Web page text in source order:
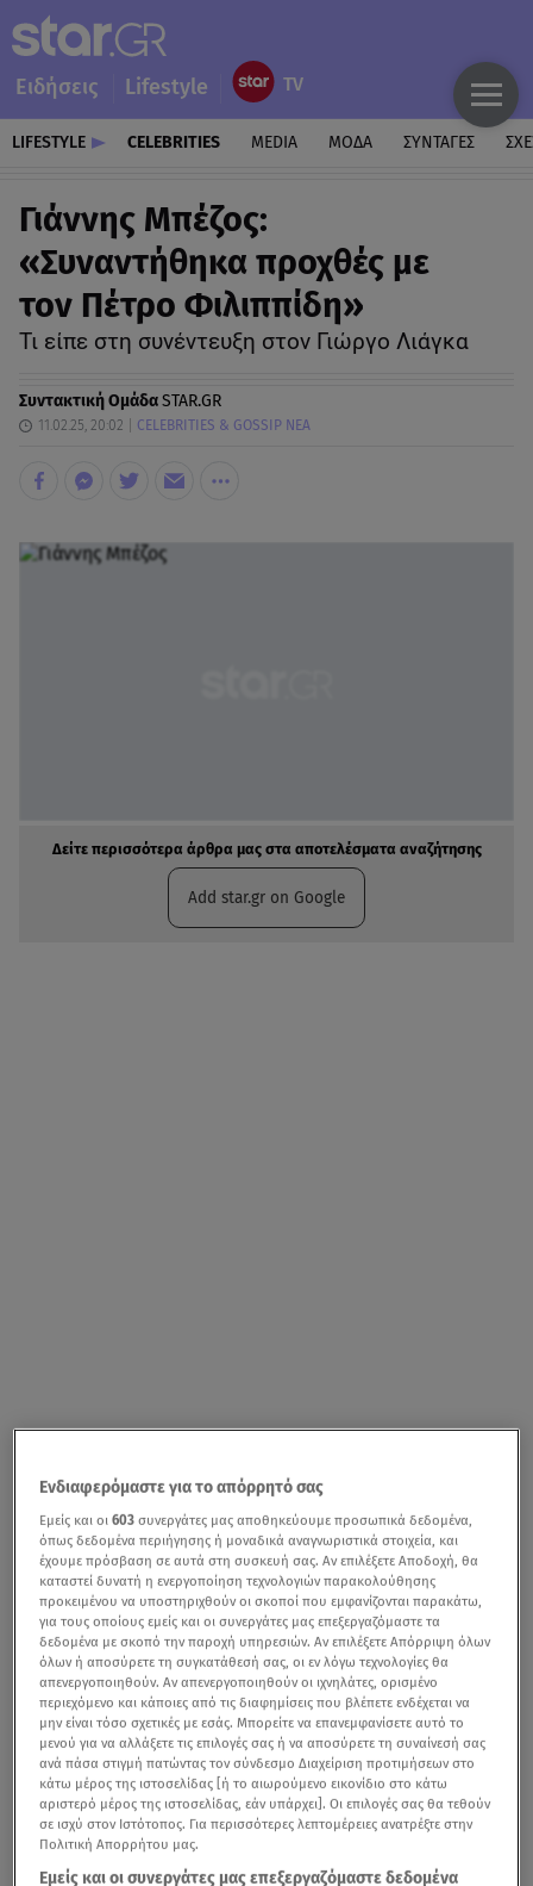
Ειδήσεις Lifestyle
LIFESTYLE CELEBRITIES MEDIA ΜΟΔΑ ΣΥΝΤΑΓΕΣ
Γιάννης Μπέζος:
«Συναντήθηκα προχθές με
τον Πέτρο Φιλιππίδη»
Τι είπε στη συνέντευξη στον Γιώργο Λιάγκα
Συντακτική ΟμάδαSTAR.GR
11.02.25, 20:02 CELEBRITIES & GOSSIP ΝΕΑ
Δείτε περισσότερα άρθρα μας στα αποτελέσματα αναζήτησης
Add star.gr on Google
Ενδιαφερόμαστε για το απόρρητό σας
Εμείς και οι603 συνεργάτες μας αποθηκεύουμε προσωπικά δεδομένα,
όπως δεδομένα περιήγησης ή μοναδικά αναγνωριστικά στοιχεία, και
έχουμε πρόσβαση σε αυτά στη συσκευή σας. Αν επιλέξετε Αποδοχή, θα
καταστεί δυνατή η ενεργοποίηση τεχνολογιών παρακολούθησης
προκειμένου να υποστηριχθούν οι σκοποί που εμφανίζονται παρακάτω,
για τους οποίους εμείς και οι συνεργάτες μας επεξεργαζόμαστε τα
δεδομένα με σκοπό την παροχή υπηρεσιών. Αν επιλέξετε Απόρριψη όλων
όλων ή αποσύρετε τη συγκατάθεσή σας, οι εν λόγω τεχνολογίες θα
απενεργοποιηθούν. Αν απενεργοποιηθούν οι ιχνηλάτες, ορισμένο
περιεχόμενο και κάποιες από τις διαφημίσεις που βλέπετε ενδέχεται να
μην είναι τόσο σχετικές με εσάς. Μπορείτε να επανεμφανίσετε αυτό το
μενού για να αλλάξετε τις επιλογές σας ή να αποσύρετε τη συναίνεσή σας
ανά πάσα στιγμή πατώντας τον σύνδεσμο Διαχείριση προτιμήσεων στο
κάτω μέρος της ιστοσελίδας [ή το αιωρούμενο εικονίδιο στο κάτω
αριστερό μέρος της ιστοσελίδας, εάν υπάρχει]. Οι επιλογές σας θα τεθούν
σε ισχύ στον Ιστότοπος. Για περισσότερες λεπτομέρειες ανατρέξτε στην
Πολιτική Απορρήτου μας.
Εμείς και οι συνεργάτες μας επεξεργαζόμαστε δεδομένα